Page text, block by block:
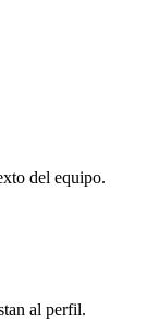
del equipo.
al perfil.